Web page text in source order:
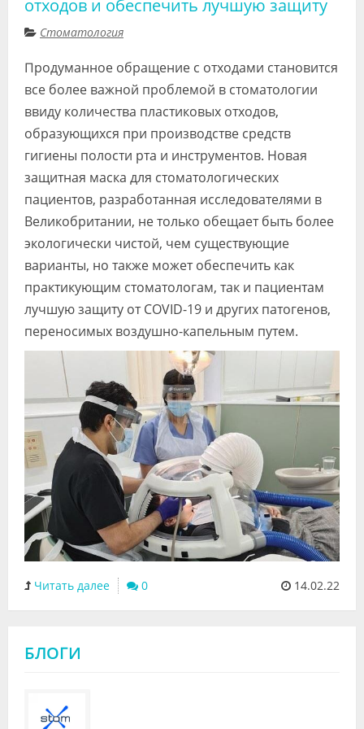
Видео
Клиники
Специалисты
Галерея
Блоги
Лаборатории
отходов и обеспечить лучшую защиту
Стоматология
Продуманное обращение с отходами становится
все более важной проблемой в стоматологии
ввиду количества пластиковых отходов,
образующихся при производстве средств
гигиены полости рта и инструментов. Новая
защитная маска для стоматологических
пациентов, разработанная исследователями в
Великобритании, не только обещает быть более
экологически чистой, чем существующие
варианты, но также может обеспечить как
практикующим стоматологам, так и пациентам
лучшую защиту от COVID-19 и других патогенов,
переносимых воздушно-капельным путем.
Читать далее 0 14.02.22
БЛОГИ